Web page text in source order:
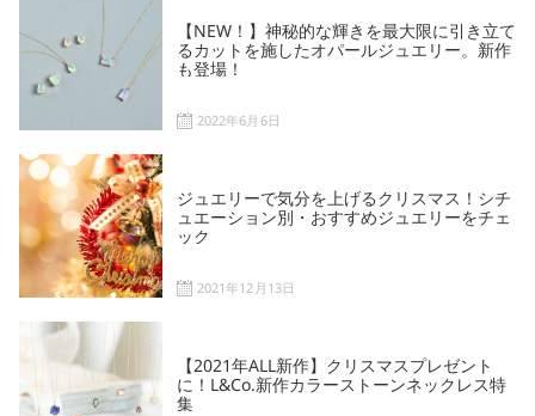
【NEW！】神秘的な輝きを最大限に引き立て
るカットを施したオパールジュエリー。新作
も登場！
2022年6月6日
ジュエリーで気分を上げるクリスマス！シチ
ュエーション別・おすすめジュエリーをチェ
ック
2021年12月13日
【2021年ALL新作】クリスマスプレゼント
に！L&Co.新作カラーストーンネックレス特
集